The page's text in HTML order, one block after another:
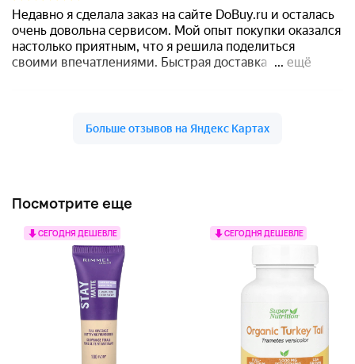
Посмотрите еще
СЕГОДНЯ ДЕШЕВЛЕ СЕГОДНЯ ДЕШЕВЛЕ